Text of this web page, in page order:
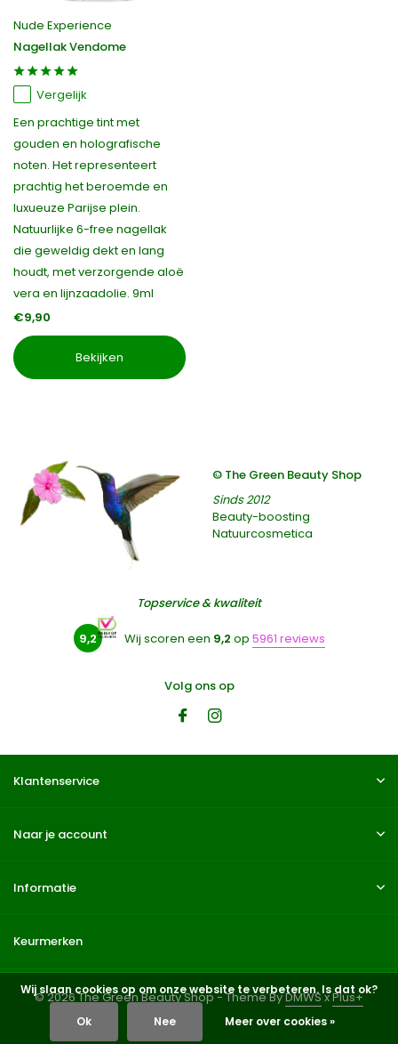
Nude Experience
Nagellak Vendome
Vergelijk
Een prachtige tint met
gouden en holografische
noten. Het representeert
prachtig het beroemde en
luxueuze Parijse plein.
Natuurlijke 6-free nagellak
die geweldig dekt en lang
houdt, met verzorgende aloë
vera en lijnzaadolie. 9ml
€9,90
Bekijken
© The Green Beauty Shop
Sinds 2012
Beauty-boosting
Natuurcosmetica
Topservice & kwaliteit
9,2 Wij scoren een 9,2 op 5961 reviews
Volg ons op
Klantenservice
Naar je account
Informatie
Keurmerken
© 2026 The Green Beauty Shop - Theme ByDMWSxPlus+
Wij slaan cookies op om onze website te verbeteren. Is dat ok?
Ok Nee Meer over cookies »